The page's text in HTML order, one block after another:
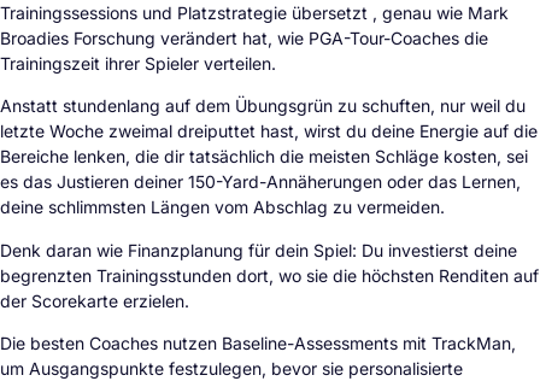
Trainingssessions und Platzstrategie übersetzt , genau wie Mark
Broadies Forschung verändert hat, wie PGA-Tour-Coaches die
Trainingszeit ihrer Spieler verteilen.
Anstatt stundenlang auf dem Übungsgrün zu schuften, nur weil du
letzte Woche zweimal dreiputtet hast, wirst du deine Energie auf die
Bereiche lenken, die dir tatsächlich die meisten Schläge kosten, sei
es das Justieren deiner 150-Yard-Annäherungen oder das Lernen,
deine schlimmsten Längen vom Abschlag zu vermeiden.
Denk daran wie Finanzplanung für dein Spiel: Du investierst deine
begrenzten Trainingsstunden dort, wo sie die höchsten Renditen auf
der Scorekarte erzielen.
Die besten Coaches nutzen Baseline-Assessments mit TrackMan,
um Ausgangspunkte festzulegen, bevor sie personalisierte